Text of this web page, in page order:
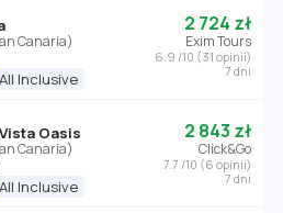
Canaria)
All Inclusive
2 724 zł
Exim Tours
6.9 /10 (31 opinii)
7 dni
Oasis
Canaria)
All Inclusive
2 843 zł
Click&Go
7.7 /10 (6 opinii)
7 dni